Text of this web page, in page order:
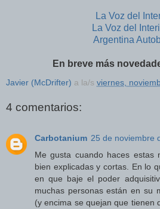
La Voz del
La Voz del
Argentina
En breve más
Javier (McDrifter) a la/s viernes,
4 comentarios:
Carbotanium 25 de noviembre
Me gusta cuando haces estas
bien explicadas y cortas. En lo
en que baje el poder
muchas personas están en su
(y encima se quejan que tienen